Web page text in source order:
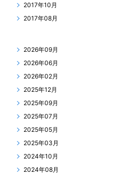
2017年10月
2017年08月
2026年09月
2026年06月
2026年02月
2025年12月
2025年09月
2025年07月
2025年05月
2025年03月
2024年10月
2024年08月